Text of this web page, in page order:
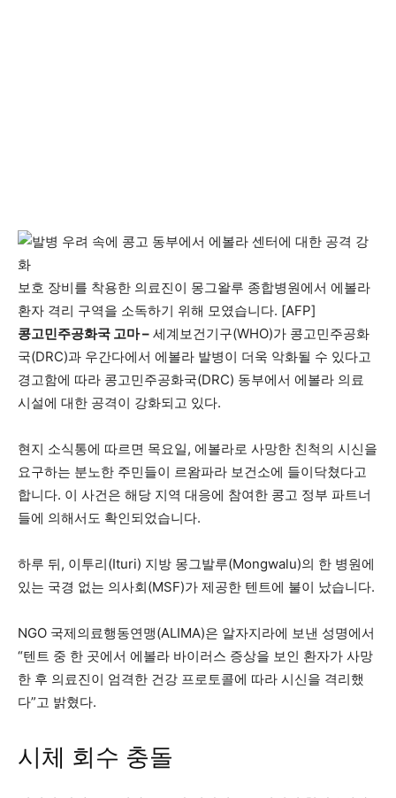
보호 장비를 착용한 의료진이 몽그왈루 종합병원에서 에볼라
환자 격리 구역을 소독하기 위해 모였습니다. [AFP]
콩고민주공화국 고마 – 세계보건기구(WHO)가 콩고민주공화
국(DRC)과 우간다에서 에볼라 발병이 더욱 악화될 수 있다고
경고함에 따라 콩고민주공화국(DRC) 동부에서 에볼라 의료
시설에 대한 공격이 강화되고 있다.
현지 소식통에 따르면 목요일, 에볼라로 사망한 친척의 시신을
요구하는 분노한 주민들이 르왐파라 보건소에 들이닥쳤다고
합니다. 이 사건은 해당 지역 대응에 참여한 콩고 정부 파트너
들에 의해서도 확인되었습니다.
하루 뒤, 이투리(Ituri) 지방 몽그발루(Mongwalu)의 한 병원에
있는 국경 없는 의사회(MSF)가 제공한 텐트에 불이 났습니다.
NGO 국제의료행동연맹(ALIMA)은 알자지라에 보낸 성명에서
“텐트 중 한 곳에서 에볼라 바이러스 증상을 보인 환자가 사망
한 후 의료진이 엄격한 건강 프로토콜에 따라 시신을 격리했
다”고 밝혔다.
시체 회수 충돌